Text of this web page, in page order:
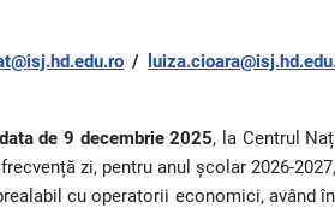
/
de 9 decembrie 2025, la Centrul
zi, pentru anul școlar 2026-
cu operatorii economici, având